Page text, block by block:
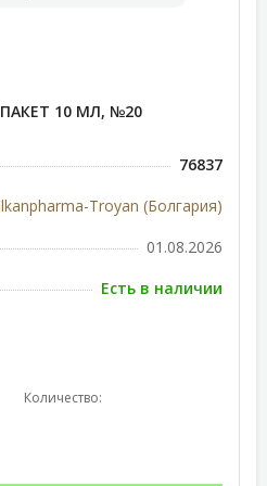
10 МЛ, №20
76837
Troyan (Болгария)
01.08.2026
Есть в наличии
Количество: